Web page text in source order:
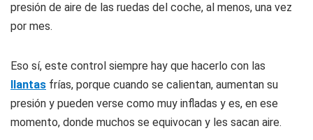
presión de aire de las ruedas del coche, al menos, una vez
por mes.
Eso sí, este control siempre hay que hacerlo con las
llantas frías, porque cuando se calientan, aumentan su
presión y pueden verse como muy infladas y es, en ese
momento, donde muchos se equivocan y les sacan aire.